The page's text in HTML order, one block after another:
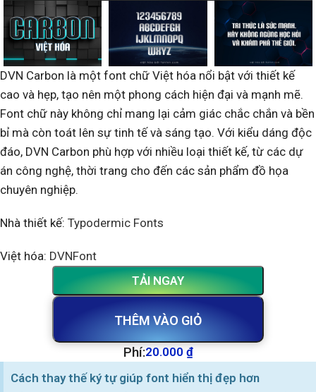
DVN Carbon là một font chữ Việt hóa nổi bật với thiết kế
cao và hẹp, tạo nên một phong cách hiện đại và mạnh mẽ.
Font chữ này không chỉ mang lại cảm giác chắc chắn và bền
bỉ mà còn toát lên sự tinh tế và sáng tạo. Với kiểu dáng độc
đáo, DVN Carbon phù hợp với nhiều loại thiết kế, từ các dự
án công nghệ, thời trang cho đến các sản phẩm đồ họa
chuyên nghiệp.
Nhà thiết kế: Typodermic Fonts
Việt hóa: DVNFont
THÊM VÀO GIỎ
TẢI NGAY
Phí:20.000 ₫
Cách thay thế ký tự giúp font hiển thị đẹp hơn